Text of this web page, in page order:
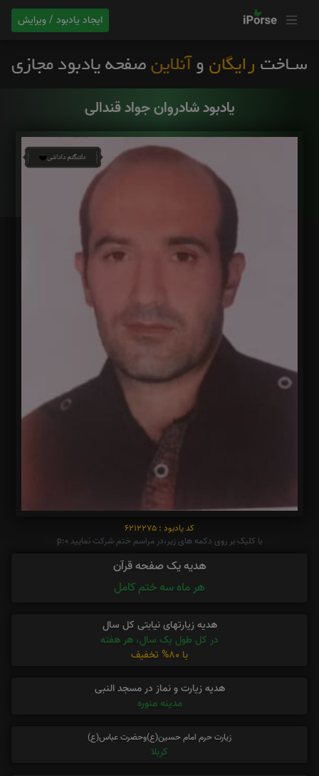
ایجاد یادبود / ویرایش
یادبود شادروان جواد قندالی
کد یادبود : 6212275
با کلیک بر روی دکمه های زیر،در مراسم ختم شرکت نمایید p:0
هدیه یک صفحه قرآن
هر ماه سه ختم کامل
هدیه زیارتهای نیابتی کل سال
در کل طول یک سال، هر هفته
با 80% تخفیف
هدیه زیارت و نماز در مسجد النبی
مدینه منوره
زیارت حرم امام حسین(ع)وحضرت عباس(ع)
کربلا